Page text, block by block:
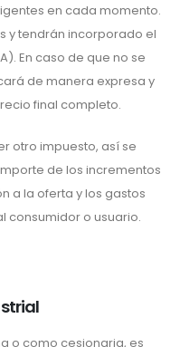
en cada momento.
y tendrán incorporado el
En caso de que no se
de manera expresa y
final completo.
otro impuesto, así se
de los incrementos
a la oferta y los gastos
consumidor o usuario.
o como cesionaria, es